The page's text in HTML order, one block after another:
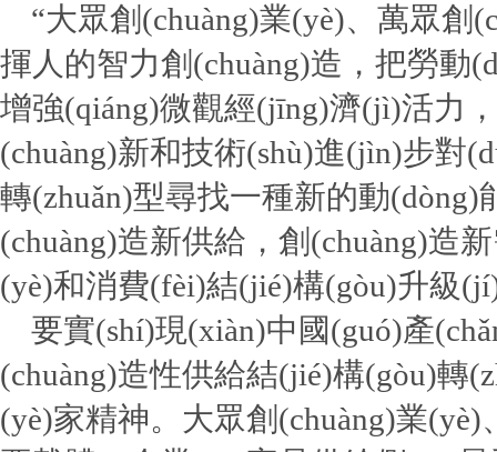
“大眾創(chuàng)業(yè)、萬眾創
揮人的智力創(chuàng)造，把勞動
增強(qiáng)微觀經(jīng)濟(jì)活力
(chuàng)新和技術(shù)進(jìn)步對
轉(zhuǎn)型尋找一種新的動
(chuàng)造新供給，創(chuàng)造
(yè)和消費(fèi)結(jié)構(gòu)升級
要實(shí)現(xiàn)中國(guó)產
(chuàng)造性供給結(jié)構(gòu)轉
(yè)家精神。大眾創(chuàng)業